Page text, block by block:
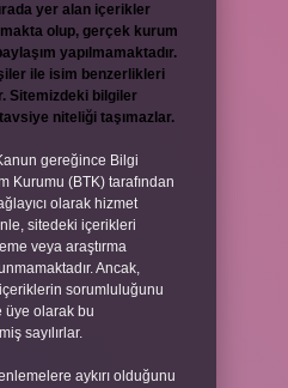
yer alan içerikler
olup, gerçek kurum
yapılmamaktadır.
ile isim benzerlikleri
Sitemizdeki bilgiler
niteliği taşımazlar.
gereğince Bilgi
Kurumu (BTK) tarafından
olarak hizmet
sitedeki içerikleri
veya araştırma
Ancak,
sorumluluğunu
üye olarak bu
sayılırlar.
aykırı olduğunu